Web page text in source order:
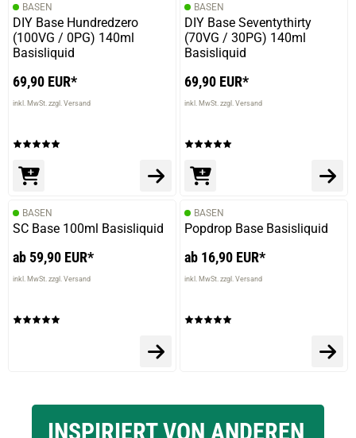
BASEN
DIY Base Hundredzero
(100VG / 0PG) 140ml
Basisliquid
69,90 EUR*
inkl. MwSt. zzgl. Versand
BASEN
DIY Base Seventythirty
(70VG / 30PG) 140ml
Basisliquid
69,90 EUR*
inkl. MwSt. zzgl. Versand
BASEN
SC Base 100ml Basisliquid
ab 59,90 EUR*
inkl. MwSt. zzgl. Versand
BASEN
Popdrop Base Basisliquid
ab 16,90 EUR*
inkl. MwSt. zzgl. Versand
INSPIRIERT VON ANDEREN